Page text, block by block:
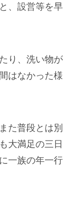
、設営等を早
り、洗い物が
はなかった様
た普段とは別
大満足の三日
一族の年一行